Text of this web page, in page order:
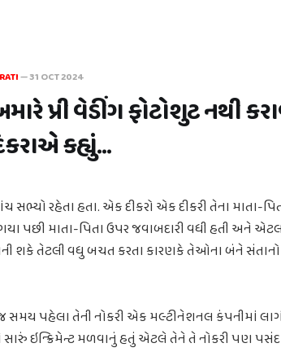
—31 OCT 2024
પ્રી વેડીંગ ફોટોશુટ નથી
કહ્યું...
સભ્યો રહેતા હતા. એક દીકરો એક દીકરી તેના માતા-
પછી માતા-પિતા ઉપર જવાબદારી વધી હતી અને
શકે તેટલી વધુ બચત કરતા કારણકે તેઓના બંને સંતાનો
પહેલા તેની નોકરી એક મલ્ટીનેશનલ કંપનીમાં
ઇન્ક્રિમેન્ટ મળવાનું હતું એટલે તેને તે નોકરી પણ પસંદ